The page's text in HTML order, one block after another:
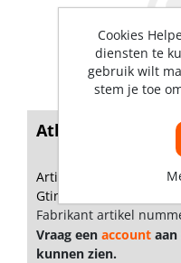
Atlas V3
Artikelnummer:
Gtin: 8719162011282
Fabrikant artikel
Vraag een account
kunnen zien.
Cookies
diensten te
gebruik wilt
stem je toe